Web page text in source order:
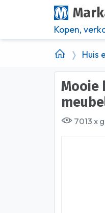
Kopen,
Huis
Mooie houten kast, geschikt als opbergkast of als TV
7013 x